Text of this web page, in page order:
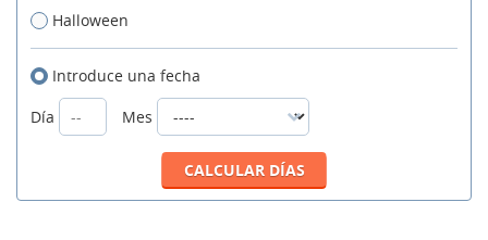
Halloween
Introduce una fecha
Día
Mes